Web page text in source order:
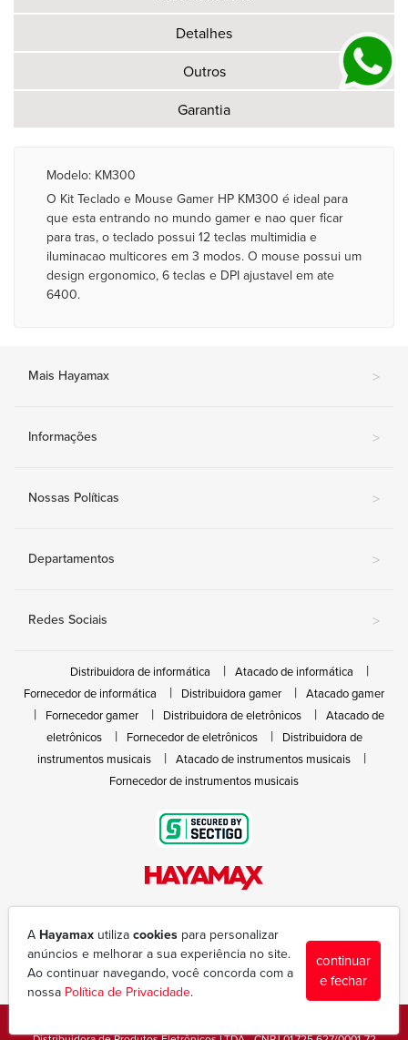
Detalhes
Outros
Garantia
Modelo: KM300
O Kit Teclado e Mouse Gamer HP KM300 é ideal para
que esta entrando no mundo gamer e nao quer ficar
para tras, o teclado possui 12 teclas multimidia e
iluminacao multicores em 3 modos. O mouse possui um
design ergonomico, 6 teclas e DPI ajustavel em ate
6400.
Mais Hayamax >
Informações >
Nossas Políticas >
Departamentos >
Redes Sociais >
Distribuidora de informática
Atacado de informática
Fornecedor de informática
Distribuidora gamer
Atacado gamer
Fornecedor gamer
Distribuidora de eletrônicos
Atacado de
eletrônicos
Fornecedor de eletrônicos
Distribuidora de
instrumentos musicais
Atacado de instrumentos musicais
Fornecedor de instrumentos musicais
(43) 3377-6600
hayamax@hayamax.com.br
Segunda à sexta das 8:00 às 18:00
A Hayamax utiliza cookies para personalizar
anúncios e melhorar a sua experiência no site.
Ao continuar navegando, você concorda com a
nossa Política de Privacidade.
continuar
e fechar